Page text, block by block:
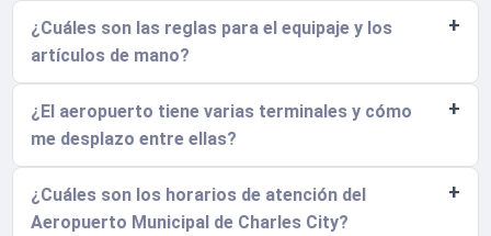
¿Cuáles son las reglas para el equipaje y los
artículos de mano?
¿El aeropuerto tiene varias terminales y cómo
me desplazo entre ellas?
¿Cuáles son los horarios de atención del
Aeropuerto Municipal de Charles City?